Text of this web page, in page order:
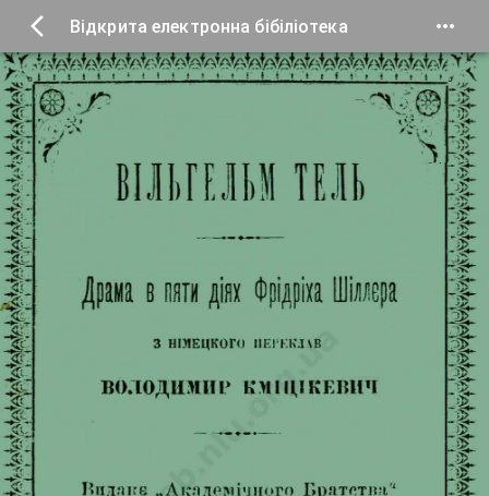
Відкрита електронна бібіліотека